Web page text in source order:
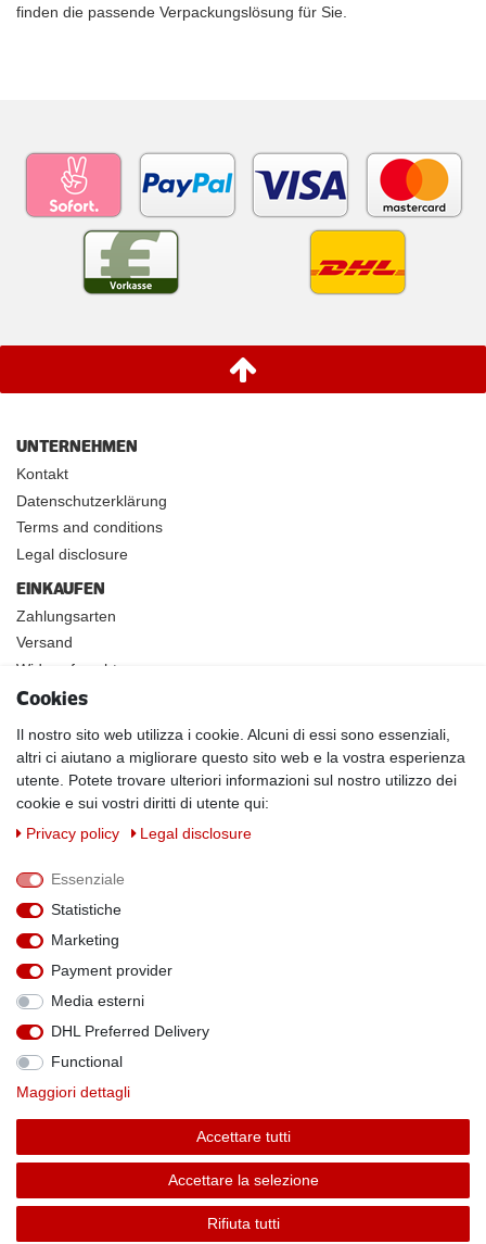
finden die passende Verpackungslösung für Sie.
UNTERNEHMEN
Kontakt
Datenschutzerklärung
Terms and conditions
Legal disclosure
EINKAUFEN
Zahlungsarten
Versand
Widerrufsrecht
INFOS
Kundenanwendungen
Physikalische Eigenschaften
Magnetismus von A-Z
Magnetmaterialien
Downloads
Handelspartner werden
Facebook
* Alle Preise verstehen sich inkl. MwSt. zzgl. Versandkosten. Alle Angebote sind
freibleibend zzgl. Versandkosten und bei Nachnahme Übermittlungsentgelt. Irrtümer,
Druckfehler und Preisänderungen vorbehalten.
Copyright 2022 | Alle Rechte vorbehalten.
Cookies
Il nostro sito web utilizza i cookie. Alcuni di essi sono essenziali,
altri ci aiutano a migliorare questo sito web e la vostra esperienza
utente. Potete trovare ulteriori informazioni sul nostro utilizzo dei
cookie e sui vostri diritti di utente qui:
Privacy policy
Legal disclosure
Essenziale
Statistiche
Marketing
Payment provider
Media esterni
DHL Preferred Delivery
Functional
Maggiori dettagli
Accettare tutti
Accettare la selezione
Rifiuta tutti